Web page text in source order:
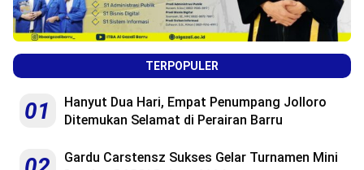
TERPOPULER
01
Hanyut Dua Hari, Empat Penumpang Jolloro
Ditemukan Selamat di Perairan Barru
Gardu Carstensz Sukses Gelar Turnamen Mini